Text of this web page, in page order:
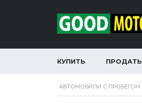
КУПИТЬ ПРОДАТЬ
АВТОМОБИЛИ С ПРОБЕГОМ